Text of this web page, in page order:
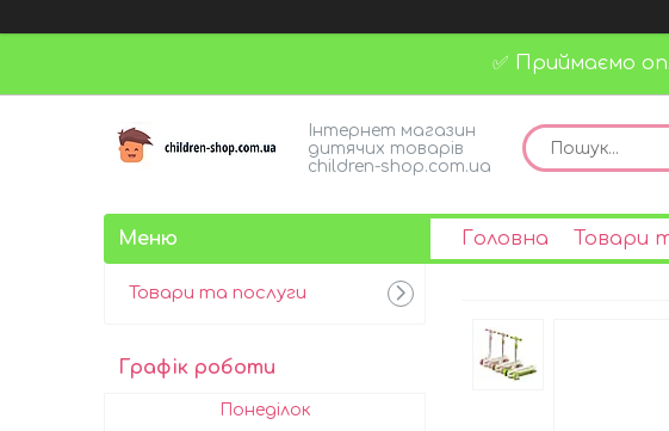
✅ Приймаємо
Інтернет магазин
дитячих товарів
children-shop.com.ua
Головна Товари
Товари та послуги
Графік роботи
Понеділок